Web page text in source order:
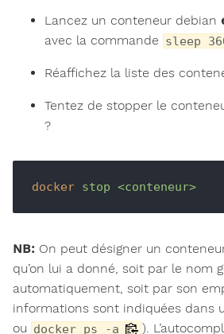
Lancez un conteneur debian
avec la commande sleep
Réaffichez la liste des
Tentez de stopper le
?
docker stop <conteneur>
NB: On peut désigner un
qu’on lui a donné, soit par le nom
automatiquement, soit par son
informations sont indiquées dans
ou docker ps -a
).